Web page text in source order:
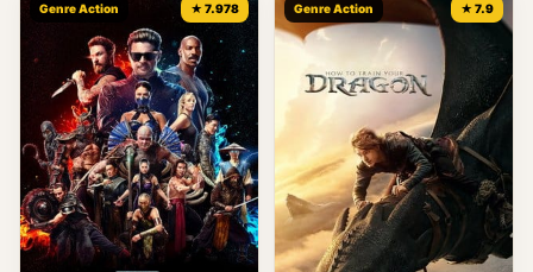
Genre Action ★ 7.978 Genre Action ★ 7.9